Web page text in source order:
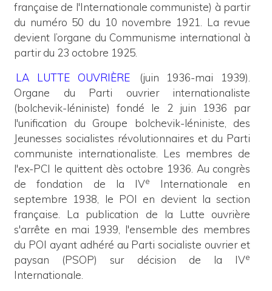
française de l'Internationale communiste) à partir
du numéro 50 du 10 novembre 1921. La revue
devient l’organe du Communisme international à
partir du 23 octobre 1925.
LA LUTTE OUVRIÈRE
(juin 1936-mai 1939).
Organe du Parti ouvrier internationaliste
(bolchevik-léniniste) fondé le 2 juin 1936 par
l'unification du Groupe bolchevik-léniniste, des
Jeunesses socialistes révolutionnaires et du Parti
communiste internationaliste. Les membres de
l'ex-PCI le quittent dès octobre 1936. Au congrès
de fondation de la IVe Internationale en
septembre 1938, le POI en devient la section
française. La publication de la Lutte ouvrière
s'arrête en mai 1939, l'ensemble des membres
du POI ayant adhéré au Parti socialiste ouvrier et
paysan (PSOP) sur décision de la IVe
Internationale.